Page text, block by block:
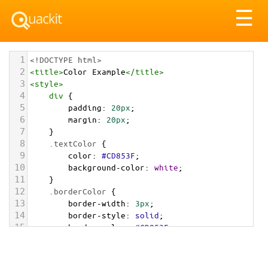
☰
1 <!DOCTYPE html>
2 <title>Color Example</title>
3 <style>
4 div {
5 padding: 20px;
6 margin: 20px;
7 }
8 .textColor {
9 color: #CD853F;
10 background-color: white;
11 }
12 .borderColor {
13 border-width: 3px;
14 border-style: solid;
15 border-color: #CD853F;